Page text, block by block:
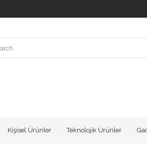
Kişisel Ürünler Teknolojik Ürünler